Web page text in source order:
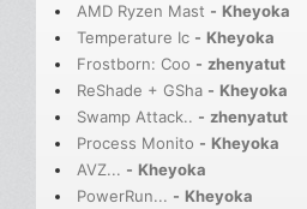
AMD Ryzen Mast - Kheyoka
Temperature Ic - Kheyoka
Frostborn: Coo - zhenyatut
ReShade + GSha - Kheyoka
Swamp Attack.. - zhenyatut
Process Monito - Kheyoka
AVZ... - Kheyoka
PowerRun... - Kheyoka